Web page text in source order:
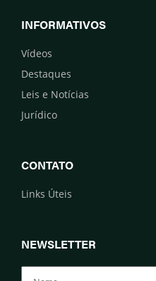
INFORMATIVOS
Vídeos
Destaques
Leis e Notícias
Jurídico
CONTATO
Links Úteis
NEWSLETTER